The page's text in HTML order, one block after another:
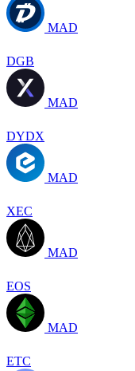
MAD
DGB
MAD
DYDX
MAD
XEC
MAD
EOS
MAD
ETC